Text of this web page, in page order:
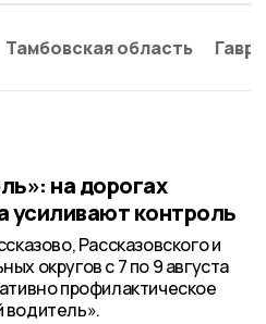
Тамбовская область
на дорогах
усиливают контроль
Рассказовского и
округов с 7 по 9 августа
профилактическое
водитель».